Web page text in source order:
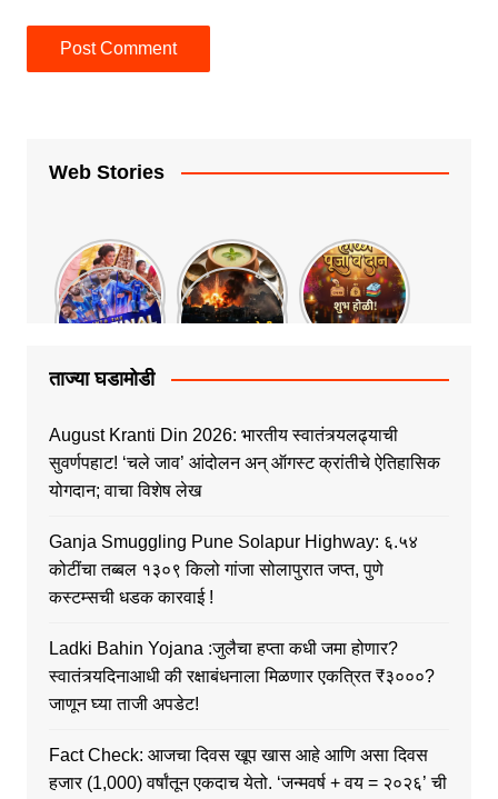
Web Stories
ताज्या घडामोडी
August Kranti Din 2026: भारतीय स्वातंत्र्यलढ्याची
सुवर्णपहाट! ‘चले जाव’ आंदोलन अन् ऑगस्ट क्रांतीचे ऐतिहासिक
योगदान; वाचा विशेष लेख
Ganja Smuggling Pune Solapur Highway: ६.५४
कोटींचा तब्बल १३०९ किलो गांजा सोलापुरात जप्त, पुणे
कस्टम्सची धडक कारवाई !
Ladki Bahin Yojana :जुलैचा हप्ता कधी जमा होणार?
स्वातंत्र्यदिनाआधी की रक्षाबंधनाला मिळणार एकत्रित ₹३०००?
जाणून घ्या ताजी अपडेट!
Fact Check: आजचा दिवस खूप खास आहे आणि असा दिवस
हजार (1,000) वर्षांतून एकदाच येतो. ‘जन्मवर्ष + वय = २०२६’ ची